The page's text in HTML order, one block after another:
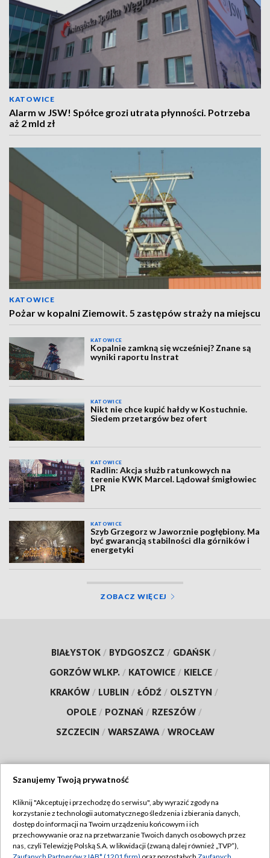
KATOWICE
Alarm w JSW! Spółce grozi utrata płynności. Potrzeba
aż 2 mld zł
KATOWICE
Pożar w kopalni Ziemowit. 5 zastępów straży na miejscu
KATOWICE
Kopalnie zamkną się wcześniej? Znane są
wyniki raportu Instrat
KATOWICE
Nikt nie chce kupić hałdy w Kostuchnie.
Siedem przetargów bez ofert
KATOWICE
Radlin: Akcja służb ratunkowych na
terenie KWK Marcel. Lądował śmigłowiec
LPR
KATOWICE
Szyb Grzegorz w Jaworznie pogłębiony. Ma
być gwarancją stabilności dla górników i
energetyki
ZOBACZ WIĘCEJ
BIAŁYSTOK / BYDGOSZCZ / GDAŃSK /
GORZÓW WLKP. / KATOWICE / KIELCE /
KRAKÓW / LUBLIN / ŁÓDŹ / OLSZTYN /
OPOLE / POZNAŃ / RZESZÓW /
SZCZECIN / WARSZAWA / WROCŁAW
TVP
Abonament TVP
Emisja w TVP
Regulamin TVP
Szanujemy Twoją prywatność
Kliknij "Akceptuję i przechodzę do serwisu", aby wyrazić zgody na
korzystanie z technologii automatycznego śledzenia i zbierania danych,
dostęp do informacji na Twoim urządzeniu końcowym i ich
przechowywanie oraz na przetwarzanie Twoich danych osobowych przez
nas, czyli Telewizję Polską S.A. w likwidacji (zwaną dalej również „TVP”),